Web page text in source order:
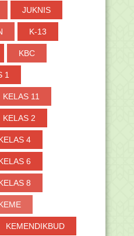
JUKNIS
K-13
KBC
1
KELAS 11
KELAS 2
4
6
8
KEMENDIKBUD